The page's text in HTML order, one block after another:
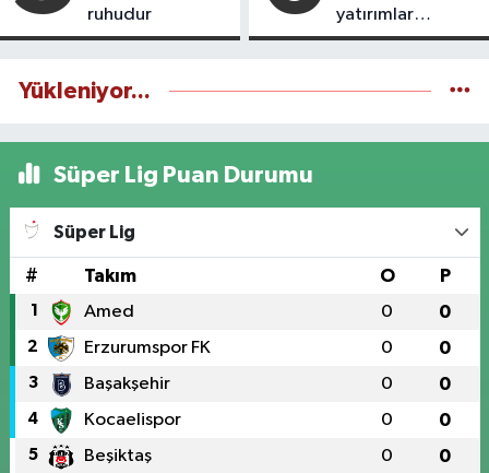
ruhudur
yatırımlar
yapılıyor
Yükleniyor...
Süper Lig Puan Durumu
Süper Lig
# Takım O P
1 Amed 0 0
2 Erzurumspor FK 0 0
3 Başakşehir 0 0
4 Kocaelispor 0 0
5 Beşiktaş 0 0